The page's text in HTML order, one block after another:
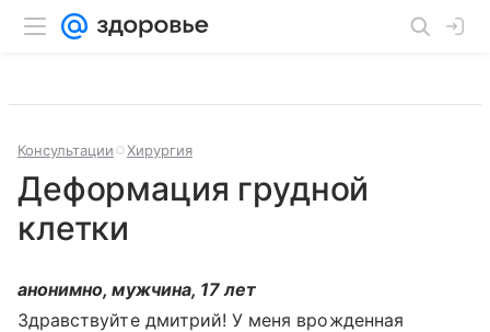
Консультации Хирургия
Деформация грудной
клетки
анонимно, мужчина, 17 лет
Здравствуйте дмитрий! У меня врожденная